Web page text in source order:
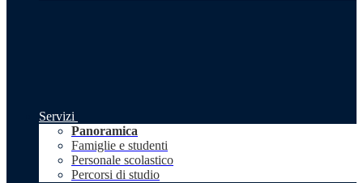
Servizi
Panoramica
Famiglie e studenti
Personale scolastico
Percorsi di studio